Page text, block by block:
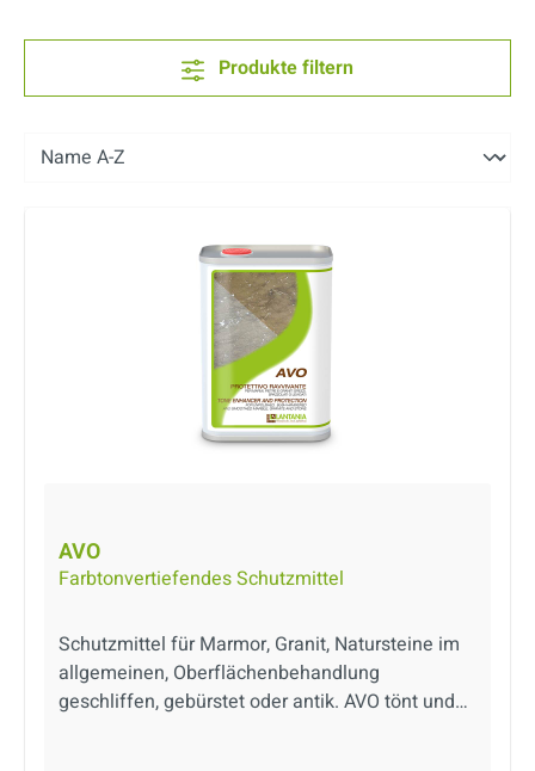
Produkte filtern
AVO
Farbtonvertiefendes Schutzmittel
Schutzmittel für Marmor, Granit, Natursteine im
allgemeinen, Oberflächenbehandlung
geschliffen, gebürstet oder antik. AVO tönt und